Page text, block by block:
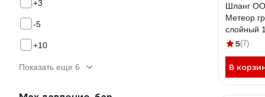
+3
-5
+10
Показать еще 6
Шланг
Метеор
слойный
Д20067
5(7)
В